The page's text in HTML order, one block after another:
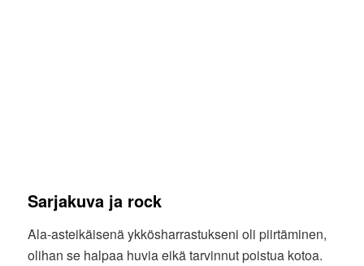
Sarjakuva ja rock
Ala-asteikäisenä ykkösharrastukseni oli piirtäminen,
olihan se halpaa huvia eikä tarvinnut poistua kotoa.